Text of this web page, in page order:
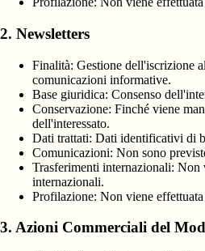
2. Newsletters
Finalità: Gestione dell'iscrizione
comunicazioni informative.
Base giuridica: Consenso
Conservazione: Finché viene
dell'interessato.
Dati trattati: Dati identificativi di
Comunicazioni: Non sono
Trasferimenti internazionali: Non
internazionali.
Profilazione: Non viene
3. Azioni Commerciali del